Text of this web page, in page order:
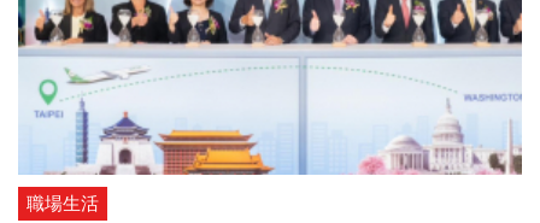
取法律途徑以正視聽」。行政院早前公布調查報告，副秘書長李國
興說明指出，該院於3月27日展開行政調查，分兩階段、歷時3個
月，合計訪談31人、彙整12項指控逐一審認，並於6月26日公布結
果。行政院報告指出，楊珍妮對顏慧欣及其他同仁「持續否定、打
斷發言」，逾越職務合理範圍，有2項職場霸凌成立，其餘10項因查
無實據或不構成霸凌不成立。楊珍妮當天透過經貿辦發布六點聲明
反擊表示，調查報告係基於少數人士片面之詞、欠缺正當程序，她
從未在OTN或公開場合對顏慧欣給予負面評價，調查委員僅聽信另有
職場生活